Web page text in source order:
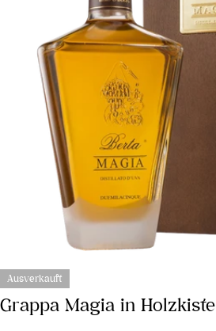
Ausverkauft
Grappa Magia in Holzkiste